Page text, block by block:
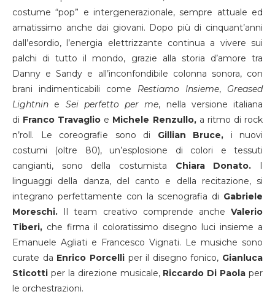
costume “pop” e intergenerazionale, sempre attuale ed
amatissimo anche dai giovani. Dopo più di cinquant’anni
dall’esordio, l’energia elettrizzante continua a vivere sui
palchi di tutto il mondo, grazie alla storia d’amore tra
Danny e Sandy e all’inconfondibile colonna sonora, con
brani indimenticabili come Restiamo Insieme, Greased
Lightnin e Sei perfetto per me, nella versione italiana
di Franco Travaglio e Michele Renzullo,a ritmo di rock
n’roll. Le coreografie sono di Gillian Bruce, i nuovi
costumi (oltre 80), un’esplosione di colori e tessuti
cangianti, sono della costumista Chiara Donato.
linguaggi della danza, del canto e della recitazione, si
integrano perfettamente con la scenografia di Gabriele
Moreschi.
Il team creativo comprende ancheValerio
Tiberi, che firma il coloratissimo disegno luci insieme a
Emanuele Agliati e Francesco Vignati. Le musiche sono
curate da Enrico Porcelliper il disegno fonico, Gianluca
Sticotti per la direzione musicale, Riccardo Di Paola per
le orchestrazioni.